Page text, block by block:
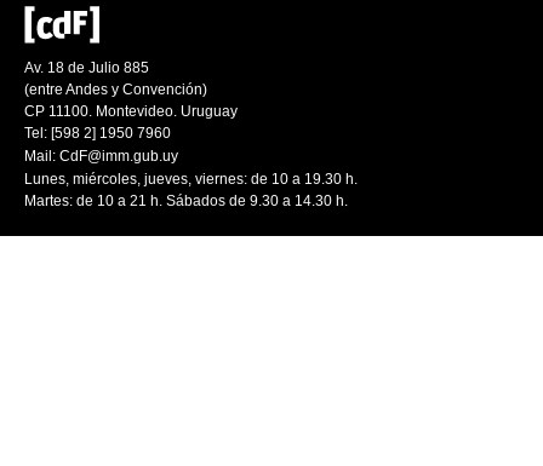
Av. 18 de Julio 885
(entre Andes y Convención)
CP 11100. Montevideo. Uruguay
Tel: [598 2] 1950 7960
Mail: CdF@imm.gub.uy
Lunes, miércoles, jueves, viernes: de 10 a 19.30 h.
Martes: de 10 a 21 h. Sábados de 9.30 a 14.30 h.